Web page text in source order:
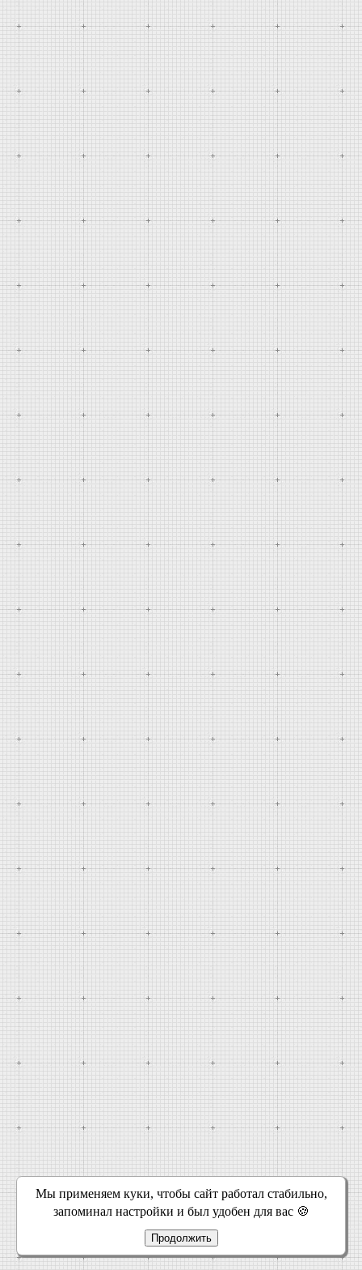
Мы применяем куки, чтобы сайт работал стабильно,
запоминал настройки и был удобен для вас 🍪
Продолжить